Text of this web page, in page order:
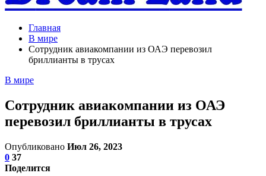
Главная
В мире
Сотрудник авиакомпании из ОАЭ перевозил
бриллианты в трусах
В мире
Сотрудник авиакомпании из ОАЭ
перевозил бриллианты в трусах
Опубликовано Июл 26, 2023
0 37
Поделится